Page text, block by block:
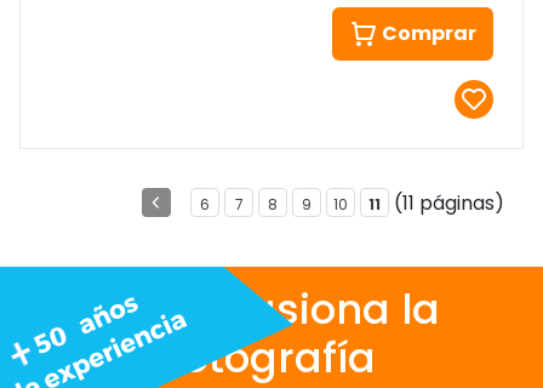
Comprar
6 7 8 9 10 11 (11 páginas)
Nos apasiona la
fotografía